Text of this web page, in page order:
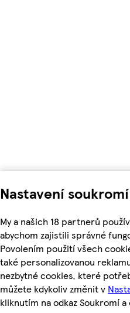
Nastavení
My a našich 18 partnerů
abychom zajistili správné
Povolením použití všech
také personalizovanou
nezbytné cookies, které
můžete kdykoliv změnit v
kliknutím na odkaz Soukromí